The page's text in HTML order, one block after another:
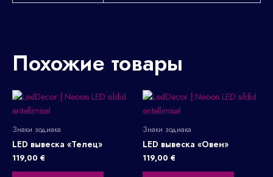
Похожие товары
Знаки зодиака
LED вывеска «Телец»
119,00 €
Знаки зодиака
LED вывеска «Овен»
119,00 €